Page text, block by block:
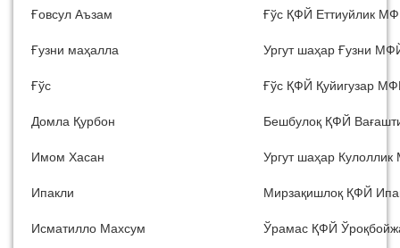
Ғовсул Аъзам Ғўс ҚФЙ Еттиуйлик
Ғузни маҳалла Ургут шаҳар Ғузни
Ғўс Ғўс ҚФЙ Қуйигузар
Домла Қурбон Бешбулоқ ҚФЙ
Имом Хасан Ургут шаҳар
Ипакли Мирзақишлоқ ҚФЙ
Исматилло Махсум Ўрамас ҚФЙ